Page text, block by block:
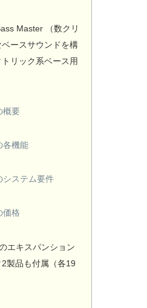
Master （数クリ
ースサウンドを構
リック系ベース用
概要
各機能
システム要件
価格
エキスパンション
製品も付属（各19